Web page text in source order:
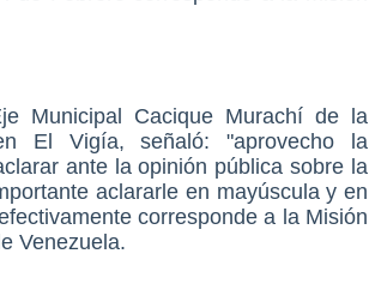
Municipal Cacique Murachí de la
El Vigía, señaló: "aprovecho la
ante la opinión pública sobre la
aclararle en mayúscula y en
corresponde a la Misión
Venezuela.